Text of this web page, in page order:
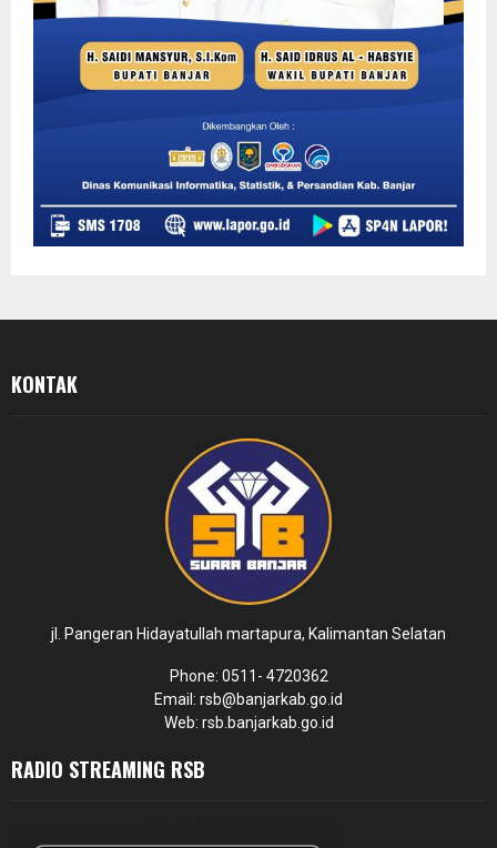
KONTAK
jl. Pangeran Hidayatullah martapura, Kalimantan Selatan
Phone: 0511- 4720362
Email: rsb@banjarkab.go.id
Web: rsb.banjarkab.go.id
RADIO STREAMING RSB